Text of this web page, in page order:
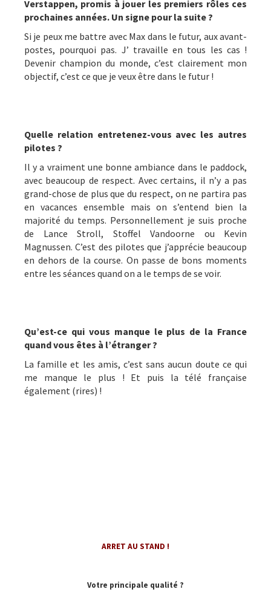
Verstappen, promis à jouer les premiers rôles ces
prochaines années. Un signe pour la suite ?
Si je peux me battre avec Max dans le futur, aux avant-
postes, pourquoi pas. J’ travaille en tous les cas !
Devenir champion du monde, c’est clairement mon
objectif, c’est ce que je veux être dans le futur !
Quelle relation entretenez-vous avec les autres
pilotes ?
Il y a vraiment une bonne ambiance dans le paddock,
avec beaucoup de respect. Avec certains, il n’y a pas
grand-chose de plus que du respect, on ne partira pas
en vacances ensemble mais on s’entend bien la
majorité du temps. Personnellement je suis proche
de Lance Stroll, Stoffel Vandoorne ou Kevin
Magnussen. C’est des pilotes que j’apprécie beaucoup
en dehors de la course. On passe de bons moments
entre les séances quand on a le temps de se voir.
Qu’est-ce qui vous manque le plus de la France
quand vous êtes à l’étranger ?
La famille et les amis, c’est sans aucun doute ce qui
me manque le plus ! Et puis la télé française
également (rires) !
ARRET AU STAND !
Votre principale qualité ?